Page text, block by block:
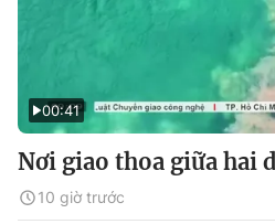
00:41
Nơi giao thoa giữa hai
10 giờ trước